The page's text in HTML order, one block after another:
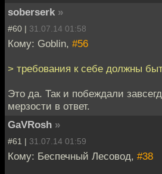
soberserk »
#60 | 31.07.14 01:58
Кому: Goblin, #56
> требования к себе должны
Это да. Так и побеждали
мерзости в ответ.
GaVRosh »
#61 | 31.07.14 01:59
Кому: Беспечный Лесовод, #38